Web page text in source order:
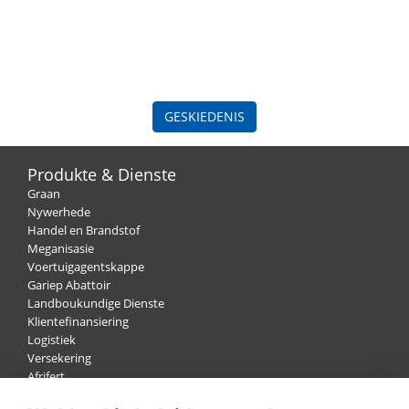
GESKIEDENIS
Produkte & Dienste
Graan
Nywerhede
Handel en Brandstof
Meganisasie
Voertuigagentskappe
Gariep Abattoir
Landboukundige Dienste
Klientefinansiering
Logistiek
Versekering
Afrifert